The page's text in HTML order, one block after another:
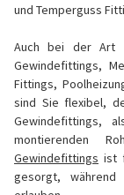
und Temperguss
Auch bei der Art
Gewindefittings,
Fittings,
sind Sie flexibel,
Gewindefittings,
montierenden
Gewindefittings ist
gesorgt, während